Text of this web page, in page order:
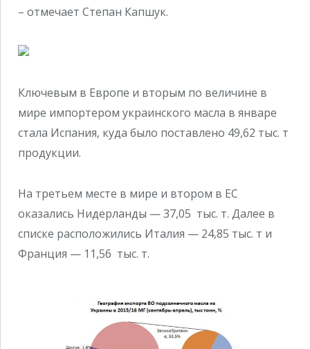
– отмечает Степан Капшук.
Ключевым в Европе и вторым по величине в
мире импортером украинского масла в январе
стала Испания, куда было поставлено 49,62 тыс. т
продукции.
На третьем месте в мире и втором в ЕС
оказались Нидерланды — 37,05 тыс. т. Далее в
списке расположились Италия — 24,85 тыс. т и
Франция — 11,56 тыс. т.